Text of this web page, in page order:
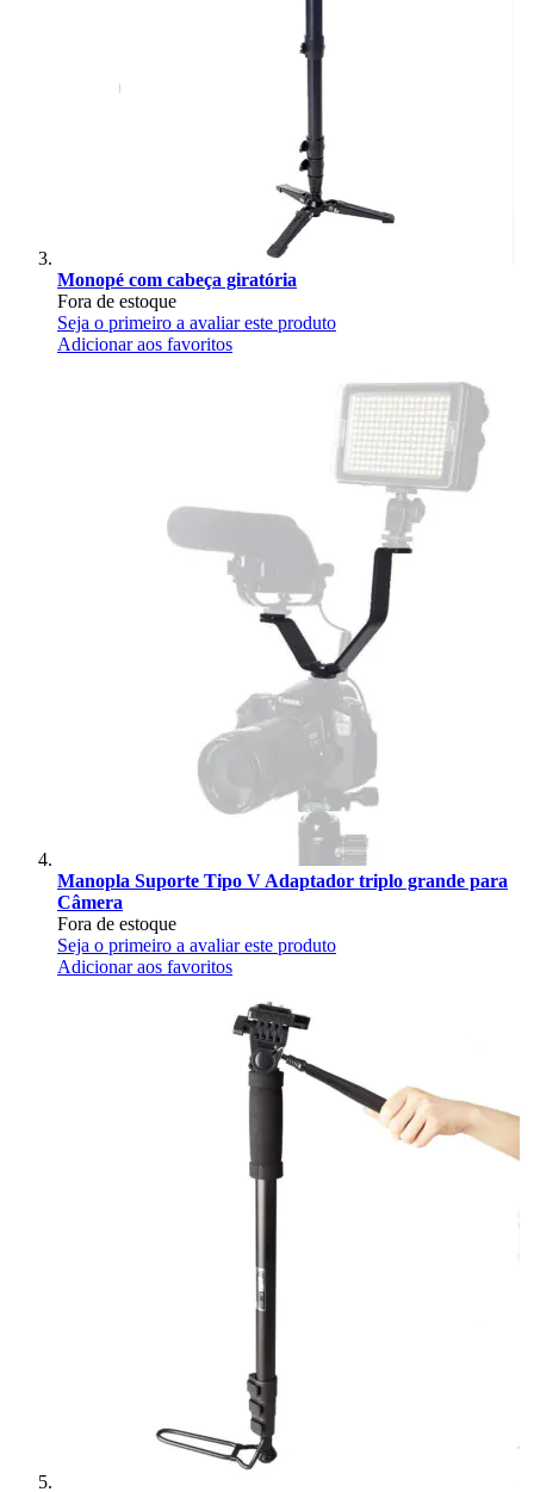
Monopé com cabeça giratória
Fora de estoque
Seja o primeiro a avaliar este produto
Adicionar aos favoritos
Manopla Suporte Tipo V Adaptador triplo grande para
Câmera
Fora de estoque
Seja o primeiro a avaliar este produto
Adicionar aos favoritos